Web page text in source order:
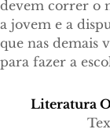
devem correr o
a jovem e a
que nas demais
para fazer a
Literatura